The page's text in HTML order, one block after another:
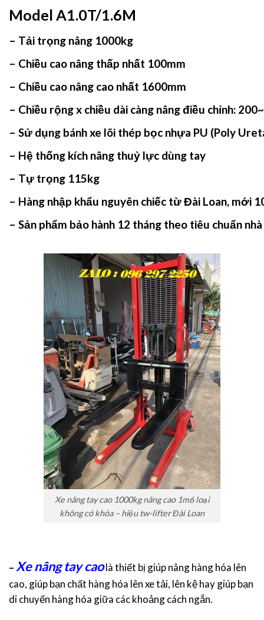
Model A1.0T/1.6M
– Tải trọng nâng 1000kg
– Chiều cao nâng thấp nhất 100mm
– Chiều cao nâng cao nhất 1600mm
– Chiều rộng x chiều dài càng nâng điều chỉnh:
– Sử dụng bánh xe lõi thép bọc nhựa PU (Poly
– Hệ thống kích nâng thuỷ lực dùng tay
– Tự trọng 115kg
– Hàng nhập khẩu nguyên chiếc từ Đài Loan, mới
– Sản phẩm bảo hành 12 tháng theo tiêu chuẩn
Xe nâng tay cao 1000kg nâng cao 1m6 loại
không có khóa – hiệu tw-lifter Đài Loan
– Xe nâng tay caolà thiết bị giúp nâng hàng hóa lên
cao, giúp bạn chất hàng hóa lên xe tải, lên kệ hay giúp bạn
di chuyển hàng hóa giữa các khoảng cách ngắn.